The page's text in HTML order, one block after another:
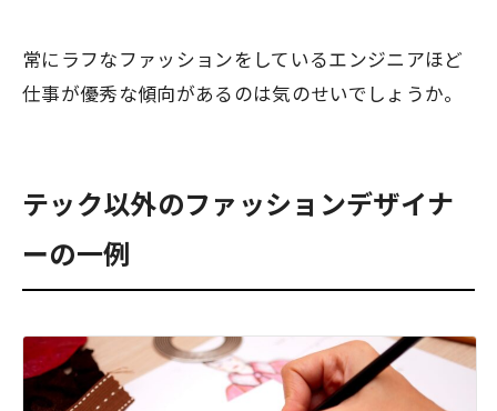
常にラフなファッションをしているエンジニアほど
仕事が優秀な傾向があるのは気のせいでしょうか。
テック以外のファッションデザイナ
ーの一例